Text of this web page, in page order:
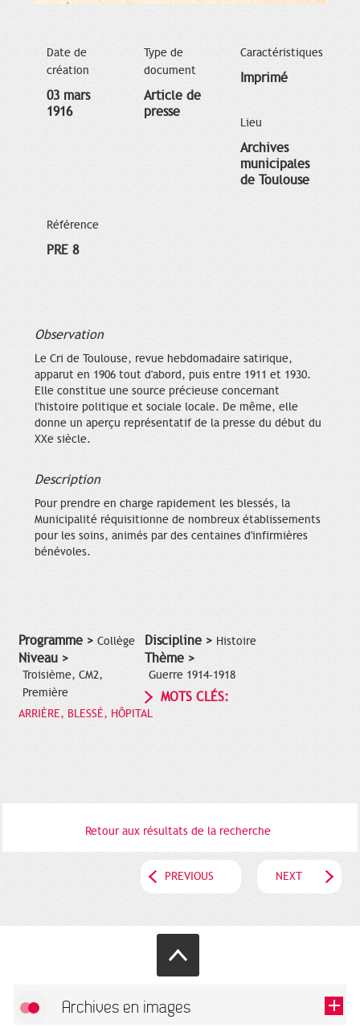
Date de
création
03 mars
1916
Type de
document
Article de
presse
Caractéristiques
Imprimé
Lieu
Archives
municipales
de Toulouse
Référence
PRE 8
Observation
Le Cri de Toulouse, revue hebdomadaire satirique,
apparut en 1906 tout d'abord, puis entre 1911 et 1930.
Elle constitue une source précieuse concernant
l'histoire politique et sociale locale. De même, elle
donne un aperçu représentatif de la presse du début du
XXe siècle.
Description
Pour prendre en charge rapidement les blessés, la
Municipalité réquisitionne de nombreux établissements
pour les soins, animés par des centaines d'infirmières
bénévoles.
Programme > Collège
Niveau >
Troisième, CM2,
Première
Discipline > Histoire
Thème >
Guerre 1914-1918
MOTS CLÉS:
ARRIÈRE, BLESSÉ, HÔPITAL
Retour aux résultats de la recherche
PREVIOUS NEXT
Archives en images